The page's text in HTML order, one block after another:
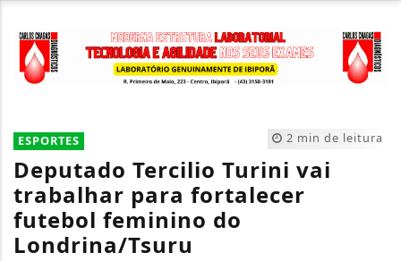
2 min de leitura
ESPORTES
Deputado Tercilio Turini vai
trabalhar para fortalecer
futebol feminino do
Londrina/Tsuru